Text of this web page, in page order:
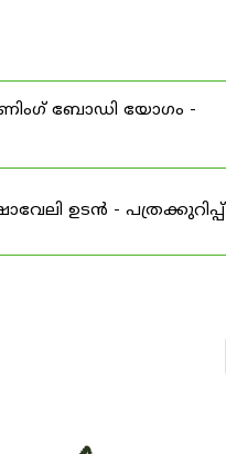
ബോഡി യോഗം -
ഉടൻ - പത്രക്കുറിപ്പ്